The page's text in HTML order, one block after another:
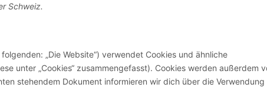
Schweiz.
folgenden: „Die Website“) verwendet Cookies und ähnliche
unter „Cookies“ zusammengefasst). Cookies werden außerdem
stehendem Dokument informieren wir dich über die Verwendung